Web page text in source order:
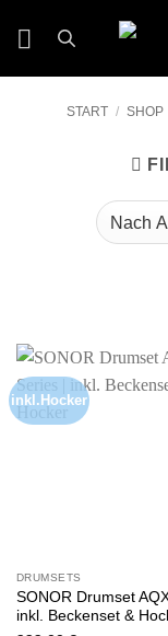
START / SHOP
inkl.Hocker
DRUMSETS
SONOR Drumset
inkl. Beckenset &